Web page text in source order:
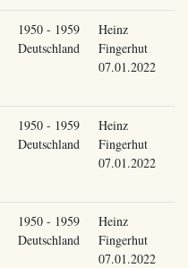
1950 - 1959
Deutschland
Heinz
Fingerhut
07.01.2022
1950 - 1959
Deutschland
Heinz
Fingerhut
07.01.2022
1950 - 1959
Deutschland
Heinz
Fingerhut
07.01.2022